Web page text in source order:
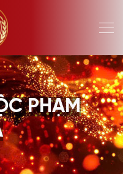
PHẠM